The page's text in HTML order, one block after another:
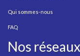
Qui sommes-nous
FAQ
Nos réseaux